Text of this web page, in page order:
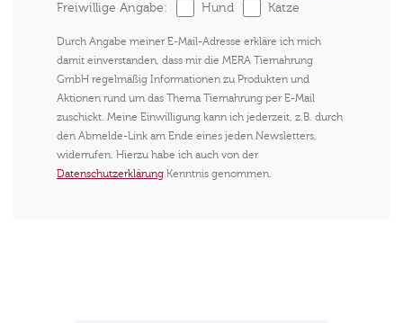
Freiwillige Angabe: Hund Katze
Durch Angabe meiner E-Mail-Adresse erkläre ich mich
damit einverstanden, dass mir die MERA Tiernahrung
GmbH regelmäßig Informationen zu Produkten und
Aktionen rund um das Thema Tiernahrung per E-Mail
zuschickt. Meine Einwilligung kann ich jederzeit, z.B. durch
den Abmelde-Link am Ende eines jeden Newsletters,
widerrufen. Hierzu habe ich auch von der
Datenschutzerklärung Kenntnis genommen.